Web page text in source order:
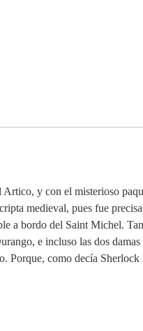
y con el misterioso
medieval, pues fue
a bordo del Saint Michel.
e incluso las dos
Porque, como decía